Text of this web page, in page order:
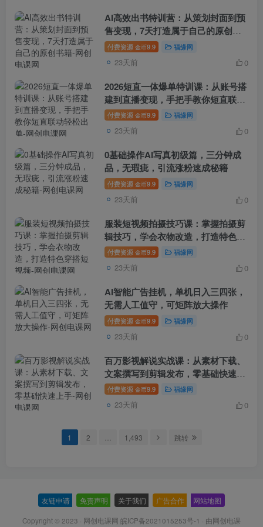
AI高效出书特训营：从策划封面到预
售变现，7天打造属于自己的原创书
籍
付费资源 金币9.9 福缘网
23天前 0
2026短直一体爆单特训课：从账号搭
建到直播变现，手把手教你短直联动
轻松出单
付费资源 金币9.9 福缘网
23天前 0
0基础操作AI写真初级篇，三分钟成
品，无瑕疵，引流涨粉速成秘籍
付费资源 金币9.9 福缘网
23天前 0
服装短视频拍摄技巧课：掌握拍摄剪
辑技巧，学会衣物改造，打造特色穿
搭短视频
付费资源 金币9.9 福缘网
23天前 0
AI智能广告挂机，单机日入三四张，
无需人工值守，可矩阵放大操作
付费资源 金币9.9 福缘网
23天前 0
百万影视解说实战课：从素材下载、
文案撰写到剪辑发布，零基础快速上
手
付费资源 金币9.9 福缘网
23天前 0
1 2 … 1,493 跳转
友链申请 免责声明 关于我们 广告合作 网站地图
Copyright © 2023 · 网创电课网 皖ICP备2021015253号-1 · 由网创电课